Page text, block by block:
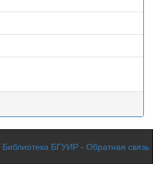
Библиотека БГУИР - Обратная связь